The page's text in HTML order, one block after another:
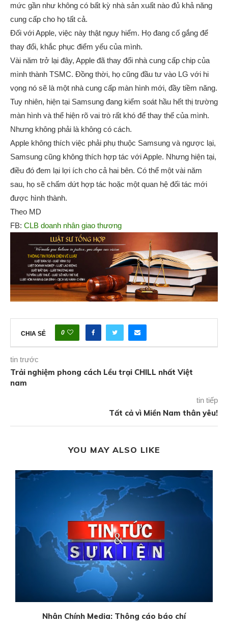
mức gần như không có bất kỳ nhà sản xuất nào đủ khả năng
cung cấp cho họ tất cả.
Đối với Apple, việc này thật nguy hiểm. Họ đang cố gắng để
thay đổi, khắc phục điểm yếu của mình.
Vài năm trở lại đây, Apple đã thay đổi nhà cung cấp chip của
mình thành TSMC. Đồng thời, họ cũng đầu tư vào LG với hi
vọng nó sẽ là một nhà cung cấp màn hình mới, đầy tiềm năng.
Tuy nhiên, hiện tại Samsung đang kiểm soát hầu hết thị trường
màn hình và thể hiện rõ vai trò rất khó để thay thế của mình.
Nhưng không phải là không có cách.
Apple không thích việc phải phụ thuộc Samsung và ngược lại,
Samsung cũng không thích hợp tác với Apple. Nhưng hiện tại,
điều đó đem lại lợi ích cho cả hai bên. Có thể một vài năm
sau, họ sẽ chấm dứt hợp tác hoặc một quan hệ đối tác mới
được hình thành.
Theo MD
FB: CLB doanh nhân giao thương
CHIA SẺ 0
tin trước
Trải nghiệm phong cách Lều trại CHILL nhất Việt
nam
tin tiếp
Tất cả vì Miền Nam thân yêu!
YOU MAY ALSO LIKE
Nhân Chính Media: Thông cáo báo chí